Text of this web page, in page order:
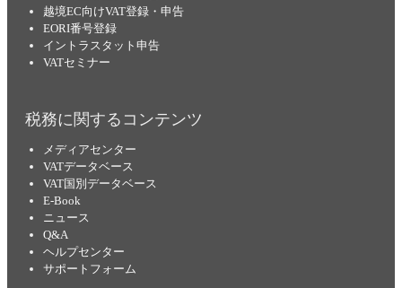
越境EC向けVAT登録・申告
EORI番号登録
イントラスタット申告
VATセミナー
税務に関するコンテンツ
メディアセンター
VATデータベース
VAT国別データベース
E-Book
ニュース
Q&A
ヘルプセンター
サポートフォーム